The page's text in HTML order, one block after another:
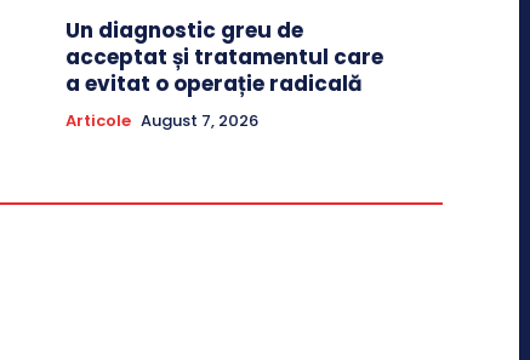
Un diagnostic greu de
acceptat și tratamentul care
a evitat o operație radicală
Articole August 7, 2026